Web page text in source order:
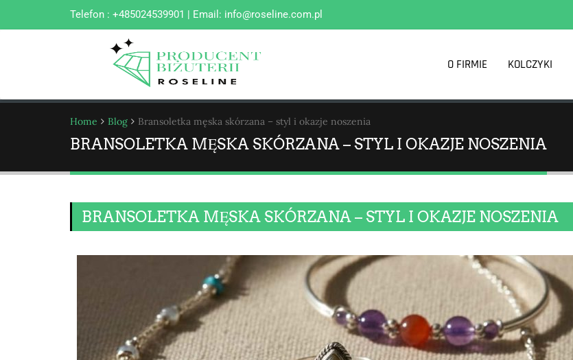
Telefon : +485024539901 | Email: info@roseline.com.pl
O FIRMIE KOLCZYKI
Home Blog Bransoletka męska skórzana – styl i okazje noszenia
BRANSOLETKA MĘSKA SKÓRZANA – STYL I OKAZJE NOSZENIA
BRANSOLETKA MĘSKA SKÓRZANA – STYL I OKAZJE NOSZENIA